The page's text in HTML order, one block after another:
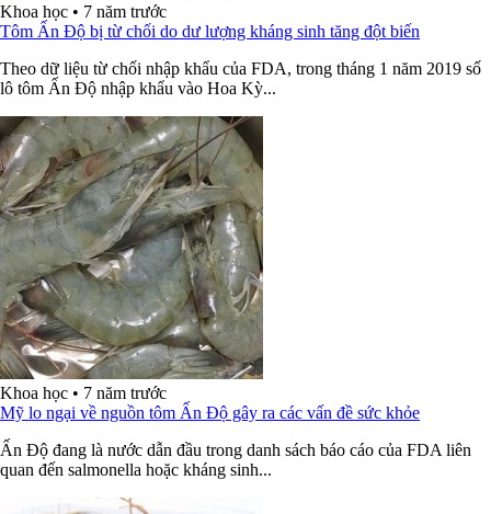
Khoa học • 7 năm trước
Tôm Ấn Độ bị từ chối do dư lượng kháng sinh tăng đột biến
Theo dữ liệu từ chối nhập khẩu của FDA, trong tháng 1 năm 2019 số
lô tôm Ấn Độ nhập khẩu vào Hoa Kỳ...
Khoa học • 7 năm trước
Mỹ lo ngại về nguồn tôm Ấn Độ gây ra các vấn đề sức khỏe
Ấn Độ đang là nước dẫn đầu trong danh sách báo cáo của FDA liên
quan đến salmonella hoặc kháng sinh...